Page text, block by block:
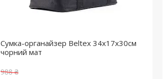
Сумка-органайзер Beltex 34х17х30см
чорний мат
988 ₴